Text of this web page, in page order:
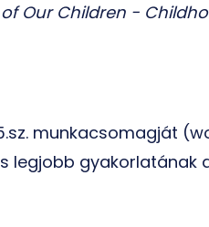
Our Children -
munkacsomagját
legjobb